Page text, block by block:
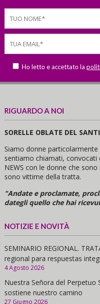
Ho letto e accettato la
RIGUARDO A NOI
SORELLE OBLATE DEL
Siamo donne
sentiamo chiamati, convocati
NEWS con le donne che
sono vittime della tratta.
"Andate e proclamate,
dategli quello che hai
NOTIZIE E NOVITÀ
SEMINARIO REGIONAL.
regional para respuestas
4 Agosto 2026
Nuestra Señora del Perpetuo
sostiene nuestro camino
27 Giugno 2026